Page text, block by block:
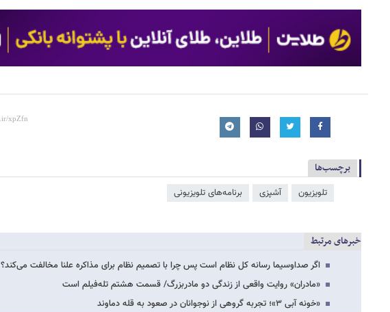
برچسب‌ها
تلویزیون آشپزی برنامه‌های تلویزیونی
خبرهای مرتبط
اگر صداوسیما رسانه کل نظام است پس چرا با تصمیم نظام برای مذاکره علنا مخالفت می‌کند؟
«مادران» روایت واقعی از زندگی دو مادربزرگ/ قسمت هشتم تله‌فیلم است
«خونه آبی ۳»؛ تجربه گروهی از نوجوانان در صعود به قله دماوند